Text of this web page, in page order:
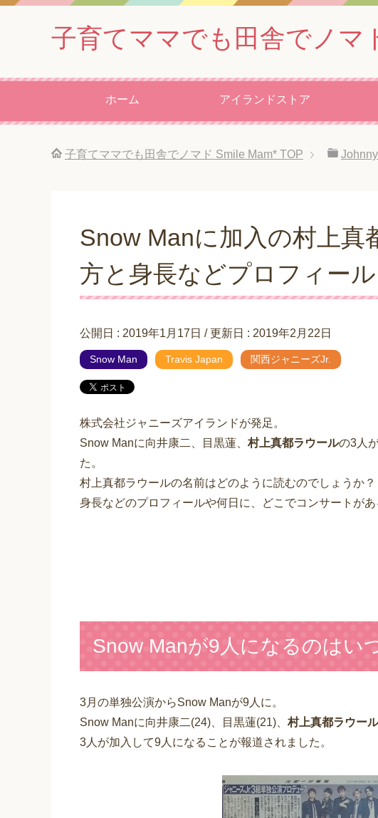
子育てママでも田舎でノマ
ホーム アイランドストア
子育てママでも田舎でノマド Smile Mam* TOP
Snow Manに加入の村上真
方と身長などプロフィール
公開日 : 2019年1月17日 / 更新日 : 2019年2月22日
Snow Man Travis Japan 関西ジャニーズJr.
株式会社ジャニーズアイランドが発足。
Snow Manに向井康二、目黒蓮、村上真都ラウールの3人
た。
村上真都ラウールの名前はどのように読むのでしょうか？
身長などのプロフィールや何日に、どこでコンサートがあ
Snow Manが9人になるのはい
3月の単独公演からSnow Manが9人に。
Snow Manに向井康二(24)、目黒蓮(21)、村上真都ラウール
3人が加入して9人になることが報道されました。